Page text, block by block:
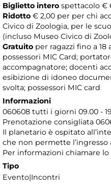
Biglietto intero spettacolo €
Ridotto € 2,00 per per chi
Civico di Zoologia, per le
(incluso Museo Civico di
Gratuito per ragazzi fino a
possessori MIC Card;
accompagnatore; docenti
esibizione di idoneo
svolta; possessori MIC card
Informazioni
060608 tutti i giorni 09.00 -
Prenotazione consigliata
​Il planetario è ospitato
che non permette l’ingresso
Per informazioni chiamare lo
Tipo
Evento|Incontri